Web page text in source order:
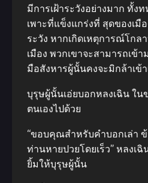
มีการเฝ้าระวังอย่างมาก ทั้ง
เพาะที่แข็งแกร่งที่ สุดของเมือ
ระวัง หากเกิดเหตุการณ์โก
เมือง พวกเขาจะสามารถเข้า
มือสังหารผู้นั้นคงจะมิกล้าเข้า
บุรุษผู้นั้นเอ่ยบอกหลงเฉิน ใ
ตนเองไปด้วย
“ขอบคุณสําหรับคําบอกเล่า
ท่านหายปวยโดยเร็ว” หลงเ
ยิ้มให้บุรุษผู้นั้น